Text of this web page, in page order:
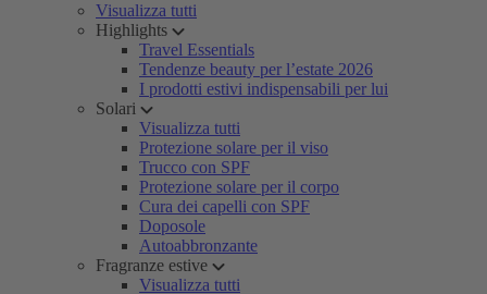
Visualizza tutti
Highlights
Travel Essentials
Tendenze beauty per l’estate 2026
I prodotti estivi indispensabili per lui
Solari
Visualizza tutti
Protezione solare per il viso
Trucco con SPF
Protezione solare per il corpo
Cura dei capelli con SPF
Doposole
Autoabbronzante
Fragranze estive
Visualizza tutti